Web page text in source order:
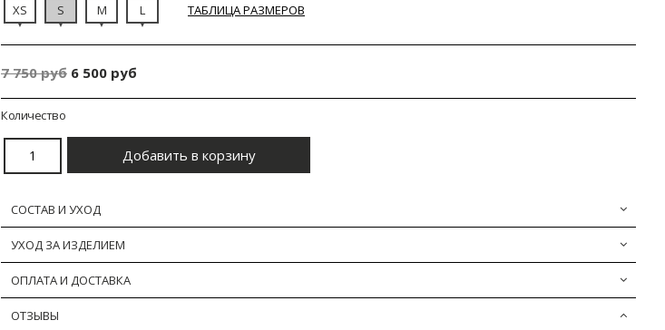
XS S M L ТАБЛИЦА РАЗМЕРОВ
7 750 руб 6 500 руб
Количество
СОСТАВ И УХОД
УХОД ЗА ИЗДЕЛИЕМ
ОПЛАТА И ДОСТАВКА
ОТЗЫВЫ